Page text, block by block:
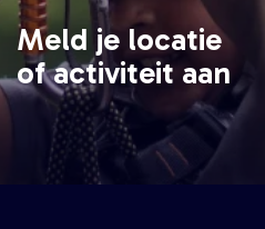
Meld je locatie
of activiteit aan